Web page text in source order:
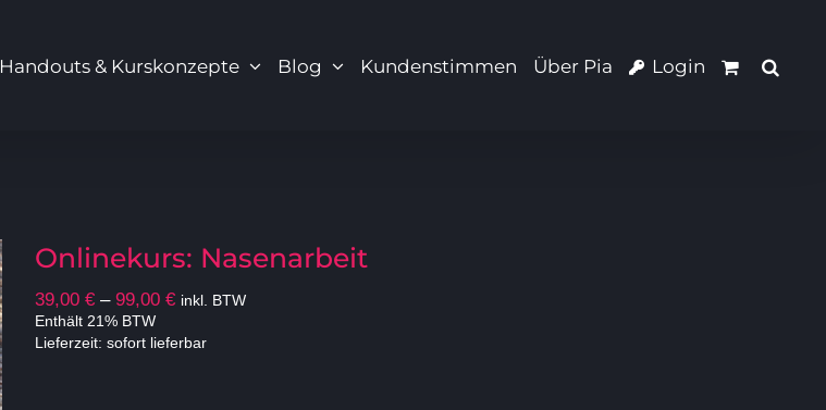
Handouts & Kurskonzepte Blog Kundenstimmen Über Pia Login
Onlinekurs: Nasenarbeit
39,00 € – 99,00 €Preisspanne:
bis
inkl. BTW
Enthält 21% BTW
Lieferzeit: sofort lieferbar